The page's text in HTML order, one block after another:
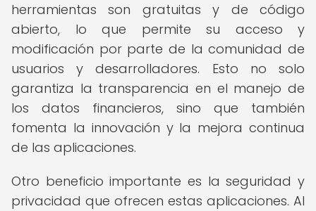
herramientas son gratuitas y de código
abierto, lo que permite su acceso y
modificación por parte de la comunidad de
usuarios y desarrolladores. Esto no solo
garantiza la transparencia en el manejo de
los datos financieros, sino que también
fomenta la innovación y la mejora continua
de las aplicaciones.
Otro beneficio importante es la seguridad y
privacidad que ofrecen estas aplicaciones. Al